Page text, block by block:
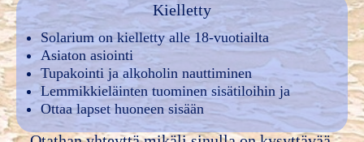
Kielletty
Solarium on kielletty alle 18-vuotiailta
Asiaton asiointi
Tupakointi ja alkoholin nauttiminen
Lemmikkieläinten tuominen sisätiloihin ja
Ottaa lapset huoneen sisään